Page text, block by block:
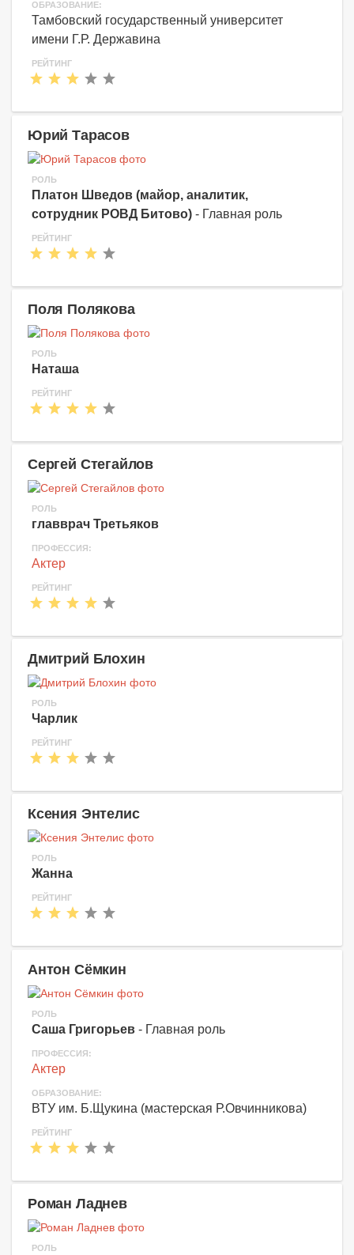
ОБРАЗОВАНИЕ:
Тамбовский государственный университет
имени Г.Р. Державина
РЕЙТИНГ
Юрий Тарасов
РОЛЬ
Платон Шведов (майор, аналитик,
сотрудник РОВД Битово) - Главная роль
РЕЙТИНГ
Поля Полякова
РОЛЬ
Наташа
РЕЙТИНГ
Сергей Стегайлов
РОЛЬ
главврач Третьяков
ПРОФЕССИЯ:
Актер
РЕЙТИНГ
Дмитрий Блохин
РОЛЬ
Чарлик
РЕЙТИНГ
Ксения Энтелис
РОЛЬ
Жанна
РЕЙТИНГ
Антон Сёмкин
РОЛЬ
Саша Григорьев - Главная роль
ПРОФЕССИЯ:
Актер
ОБРАЗОВАНИЕ:
ВТУ им. Б.Щукина (мастерская Р.Овчинникова)
РЕЙТИНГ
Роман Ладнев
РОЛЬ